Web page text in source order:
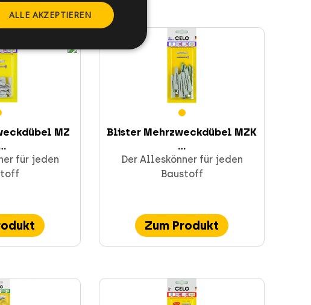
MZ
für jeden
Blister Mehrzweckdübel MZK
...
Der Alleskönner für jeden
Baustoff
Zum Produkt
ALLE AKZEPTIEREN